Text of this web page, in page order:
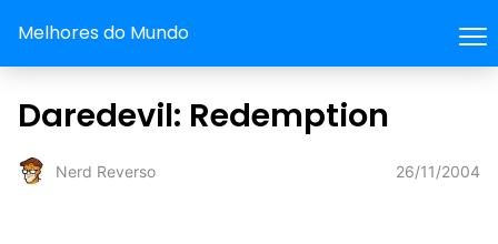
Melhores do Mundo
Daredevil: Redemption
Nerd Reverso 26/11/2004